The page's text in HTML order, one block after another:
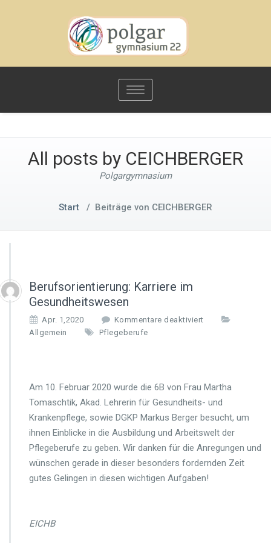
Toggle
navigation
All posts by CEICHBERGER
Polgargymnasium
Start / Beiträge von CEICHBERGER
Berufsorientierung: Karriere im
Gesundheitswesen
Apr. 1,2020 Kommentare deaktiviert
u
f
s
o
i
e
n
Allgemein Pflegeberufe
Am 10. Februar 2020 wurde die 6B von Frau Martha
Tomaschtik, Akad. Lehrerin für Gesundheits- und
Krankenpflege, sowie DGKP Markus Berger besucht, um
ihnen Einblicke in die Ausbildung und Arbeitswelt der
Pflegeberufe zu geben. Wir danken für die Anregungen und
wünschen gerade in dieser besonders fordernden Zeit
gutes Gelingen in diesen wichtigen Aufgaben!
EICHB